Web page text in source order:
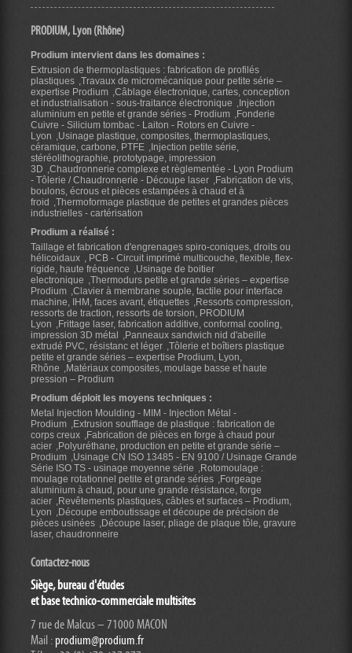
PRODIUM, Lyon (Rhône)
Prodium intervient dans les domaines :
Extrusion de thermoplastiques : fabrication de profilés
plastiques Travaux de micromécanique pour petite série –
expertise Prodium Câblage électronique, cartes, conception
et industrialisation - sous-traitance électronique
Injection
aluminium en petite et grande séries - Prodium
Fonderie
Cuivre - Silicium tombac - Laiton - Rotors en Cuivre -
Lyon
Usinage plastique, composites, thermoplastiques,
céramique, carbone, PTFE
Injection petite série,
stéréolithographie, prototypage, impression
3D
Chaudronnerie complexe et règlementée - Lyon Prodium
- Tôlerie / Chaudronnerie - Découpe laser
Fabrication de vis,
boulons, écrous et pièces estampées à chaud et à
froid
Thermoformage plastique de petites et grandes pièces
industrielles - cartérisation
Prodium a réalisé :
Taillage et fabrication d'engrenages spiro-coniques, droits ou
hélicoidaux
PCB - Circuit imprimé multicouche, flexible, flex-
rigide, haute fréquence
Usinage de boitier
electronique
Thermodurs petite et grande séries – expertise
Prodium Clavier à membrane souple, tactile pour interface
machine, IHM, faces avant, étiquettes
Ressorts compression,
ressorts de traction, ressorts de torsion, PRODIUM
Lyon
Frittage laser, fabrication additive, conformal cooling,
impression 3D métal
Panneaux sandwich nid d'abeille
extrudé PVC, résistanc et léger Tôlerie et boîtiers plastique
petite et grande séries – expertise Prodium, Lyon,
Rhône
Matériaux composites, moulage basse et haute
pression – Prodium
Prodium déploit les moyens techniques :
Metal Injection Moulding - MIM - Injection Métal -
Prodium
Extrusion soufflage de plastique : fabrication de
corps creux
Fabrication de pièces en forge à chaud pour
acier
Polyuréthane, production en petite et grande série –
Prodium
Usinage CN ISO 13485 - EN 9100 / Usinage Grande
Série ISO TS - usinage moyenne série
Rotomoulage :
moulage rotationnel petite et grande séries
Forgeage
aluminium à chaud, pour une grande résistance, forge
acier
Revêtements plastiques, câbles et surfaces – Prodium,
Lyon
Découpe emboutissage et découpe de précision de
pièces usinées
Découpe laser, pliage de plaque tôle, gravure
laser, chaudronneire
Contactez-nous
Siège, bureau d'études
et base technico-commerciale multisites
7 rue de Malcus – 71000 MACON
Mail :prodium@prodium.fr